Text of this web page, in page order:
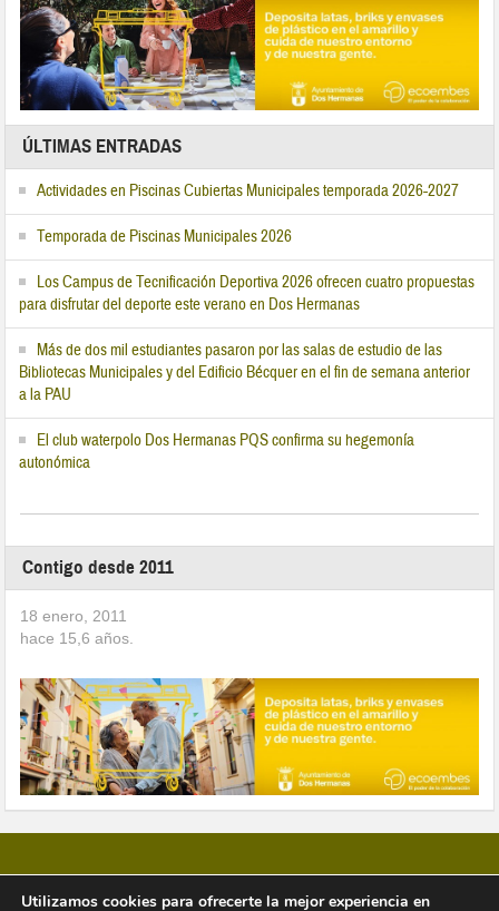
ÚLTIMAS ENTRADAS
Actividades en Piscinas Cubiertas Municipales temporada 2026-2027
Temporada de Piscinas Municipales 2026
Los Campus de Tecnificación Deportiva 2026 ofrecen cuatro propuestas
para disfrutar del deporte este verano en Dos Hermanas
Más de dos mil estudiantes pasaron por las salas de estudio de las
Bibliotecas Municipales y del Edificio Bécquer en el fin de semana anterior
a la PAU
El club waterpolo Dos Hermanas PQS confirma su hegemonía
autonómica
Contigo desde 2011
18 enero, 2011
hace 15,6 años.
Utilizamos cookies para ofrecerte la mejor experiencia en